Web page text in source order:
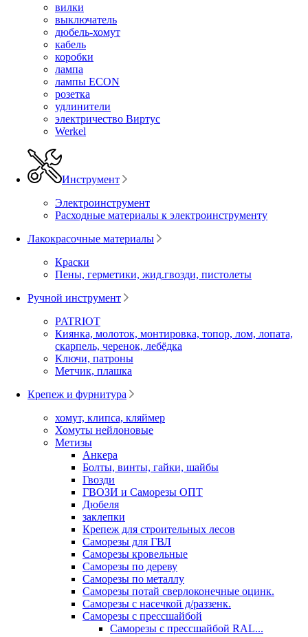
вилки
выключатель
дюбель-хомут
кабель
коробки
лампа
лампы ECON
розетка
удлинители
электричество Виртус
Werkel
Инструмент
Электроинструмент
Расходные материалы к электроинструменту
Лакокрасочные материалы
Краски
Пены, герметики, жид.гвозди, пистолеты
Ручной инструмент
PATRIOT
Киянка, молоток, монтировка, топор, лом, лопата,
скарпель, черенок, лебёдка
Ключи, патроны
Метчик, плашка
Крепеж и фурнитура
хомут, клипса, кляймер
Хомуты нейлоновые
Метизы
Анкера
Болты, винты, гайки, шайбы
Гвозди
ГВОЗИ и Саморезы ОПТ
Дюбеля
заклепки
Крепеж для строительных лесов
Саморезы для ГВЛ
Саморезы кровельные
Саморезы по дереву
Саморезы по металлу
Саморезы потай сверлоконечные оцинк.
Саморезы с насечкой д/раззенк.
Саморезы с прессшайбой
Саморезы с прессшайбой RAL...